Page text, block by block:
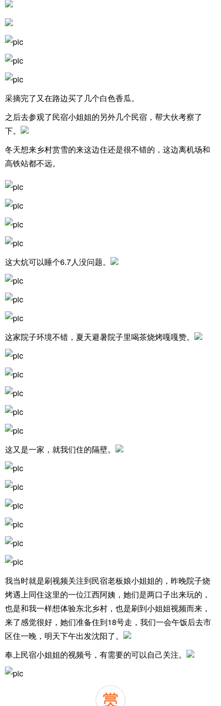
采摘完了又在路边买了几个白色香瓜。
之后去参观了民宿小姐姐的另外几个民宿，帮大伙考察了
下。
冬天想来乡村赏雪的来这边住还是很不错的，这边离机场和
高铁站都不远。
这大炕可以睡个6.7人没问题。
这家院子环境不错，夏天避暑院子里喝茶烧烤嘎嘎赞。
这又是一家，就我们住的隔壁。
我当时就是刷视频关注到民宿老板娘小姐姐的，昨晚院子烧
烤遇上同住这里的一位江西阿姨，她们是两口子出来玩的，
也是和我一样想体验东北乡村，也是刷到小姐姐视频而来，
来了感觉很好，她们准备住到18号走，我们一会午饭后去市
区住一晚，明天下午出发沈阳了。
奉上民宿小姐姐的视频号，有需要的可以自己关注。